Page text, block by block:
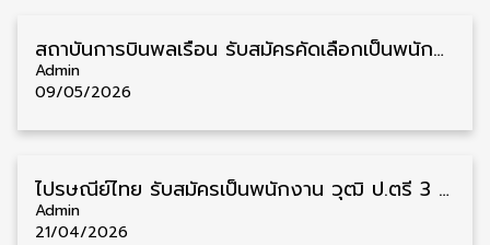
สถาบันการบินพลเรือน รับสมัครคัดเลือกเป็นพนักงาน วุฒิ ป.ตรี/ป.โท/ป.เอก 23 อัตรา รับสมัคร 5 – 19 พฤษภาคม
Admin
09/05/2026
ไปรษณีย์ไทย รับสมัครเป็นพนักงาน วุฒิ ป.ตรี 3 อัตรา รับสมัครตั้งแต่วันนี้ – 30 เมษายน
Admin
21/04/2026